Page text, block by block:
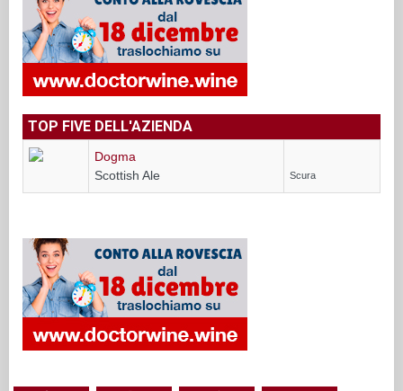
TOP FIVE DELL'AZIENDA
Dogma
Scottish Ale
Scura